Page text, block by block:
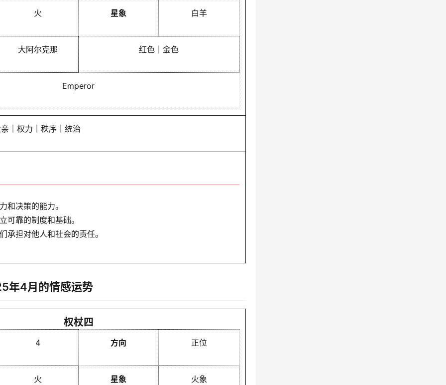
火 星象 白羊
大阿尔克那 红色｜金色
Emperor
｜权力｜秩序｜统治
和决策的能力。
可靠的制度和基础。
承担对他人和社会的责任。
年4月的情感运势
权杖四
4 方向 正位
火 星象 火象